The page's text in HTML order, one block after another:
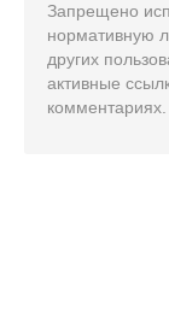
Запрещено
нормативную
других
активные
комментариях.